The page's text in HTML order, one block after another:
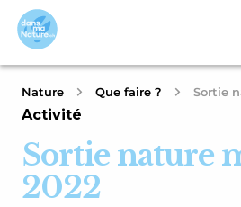
Nature Que faire ? Sortie
Activité
Sortie nature
2022